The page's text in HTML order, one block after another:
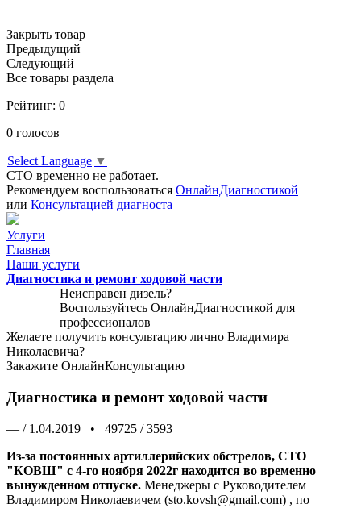
Закрыть товар
Предыдущий
Следующий
Все товары раздела
Рейтинг: 0
0 голосов
Select Language ▼
СТО временно не работает.
Рекомендуем воспользоваться ОнлайнДиагностикой
или Консультацией диагноста
Услуги
Главная
Наши услуги
Диагностика и ремонт ходовой части
Неисправен дизель?
Воспользуйтесь ОнлайнДиагностикой для
профессионалов
Желаете получить консультацию лично Владимира
Николаевича?
Закажите ОнлайнКонсультацию
Диагностика и ремонт ходовой части
— / 1.04.2019 • 49725 /3593
Из-за постоянных артиллерийских обстрелов, СТО
"КОВШ" с 4-го ноября 2022г находится во временно
вынужденном отпуске. Менеджеры с Руководителем
Владимиром Николаевичем (sto.kovsh@gmail.com) , по